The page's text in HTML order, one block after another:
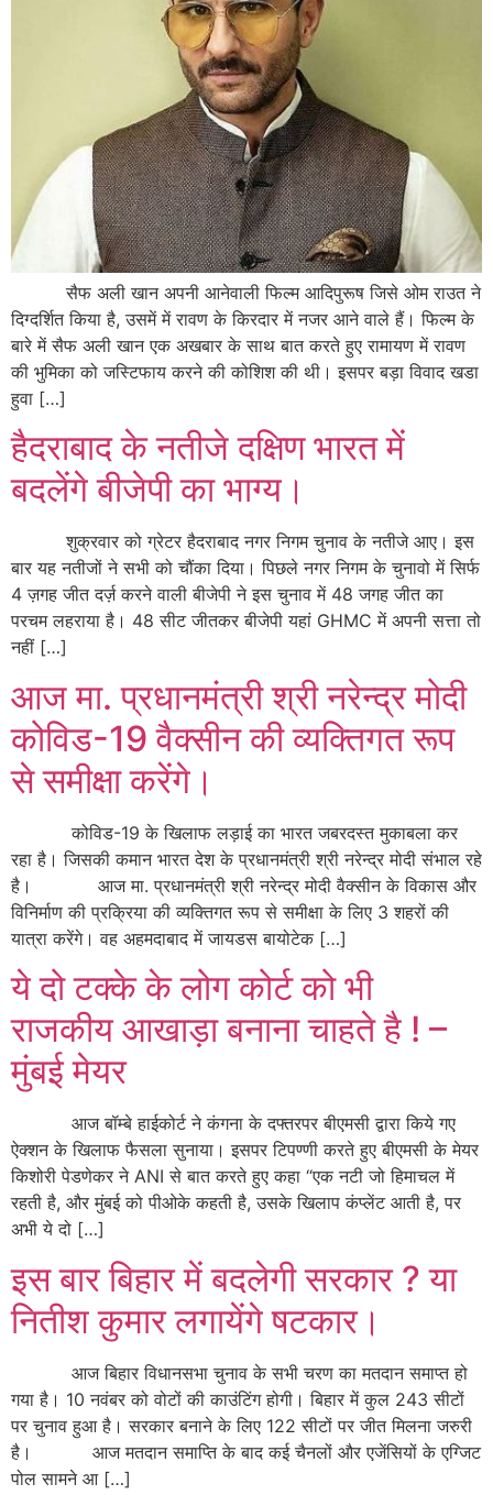
सैफ अली खान अपनी आनेवाली फिल्म आदिपुरूष जिसे ओम राउत ने
दिग्दर्शित किया है, उसमें में रावण के किरदार में नजर आने वाले हैं। फिल्म के
बारे में सैफ अली खान एक अखबार के साथ बात करते हुए रामायण में रावण
की भुमिका को जस्टिफाय करने की कोशिश की थी। इसपर बड़ा विवाद खडा
हुवा […]
हैदराबाद के नतीजे दक्षिण भारत में
बदलेंगे बीजेपी का भाग्‍य।
शुक्रवार को ग्रेटर हैदराबाद नगर निगम चुनाव के नतीजे आए। इस
बार यह नतीजों ने सभी को चौंका दिया। पिछले नगर निगम के चुनावो में सिर्फ
4 ज़गह जीत दर्ज़ करने वाली बीजेपी ने इस चुनाव में 48 जगह जीत का
परचम लहराया है। 48 सीट जीतकर बीजेपी यहां GHMC में अपनी सत्ता तो
नहीं […]
आज मा. प्रधानमंत्री श्री नरेन्द्र मोदी
कोविड-19 वैक्सीन की व्यक्तिगत रूप
से समीक्षा करेंगे।
कोविड-19 के खिलाफ लड़ाई का भारत जबरदस्त मुकाबला कर
रहा है। जिसकी कमान भारत देश के प्रधानमंत्री श्री नरेन्द्र मोदी संभाल रहे
है। आज मा. प्रधानमंत्री श्री नरेन्द्र मोदी वैक्सीन के विकास और
विनिर्माण की प्रक्रिया की व्यक्तिगत रूप से समीक्षा के लिए 3 शहरों की
यात्रा करेंगे। वह अहमदाबाद में जायडस बायोटेक […]
ये दो टक्के के लोग कोर्ट को भी
राजकीय आखाड़ा बनाना चाहते है ! –
मुंबई मेयर
आज बॉम्बे हाईकोर्ट ने कंगना के दफ्तरपर बीएमसी द्वारा किये गए
ऐक्शन के खिलाफ फैसला सुनाया। इसपर टिपण्णी करते हुए बीएमसी के मेयर
किशोरी पेडणेकर ने ANI से बात करते हुए कहा “एक नटी जो हिमाचल में
रहती है, और मुंबई को पीओके कहती है, उसके खिलाप कंप्लेंट आती है, पर
अभी ये दो […]
इस बार बिहार में बदलेगी सरकार ? या
नितीश कुमार लगायेंगे षटकार।
आज बिहार विधानसभा चुनाव के सभी चरण का मतदान समाप्त हो
गया है। 10 नवंबर को वोटों की काउंटिंग होगी। बिहार में कुल 243 सीटों
पर चुनाव हुआ है। सरकार बनाने के लिए 122 सीटों पर जीत मिलना जरुरी
है। आज मतदान समाप्ति के बाद कई चैनलों और एजेंसियों के एग्जिट
पोल सामने आ […]